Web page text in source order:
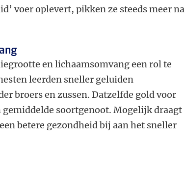
voer oplevert, pikken ze steeds meer na
en lichaamsomvang een rol te
leerden sneller geluiden
broers en zussen. Datzelfde gold voor
soortgenoot. Mogelijk draagt
betere gezondheid bij aan het sneller